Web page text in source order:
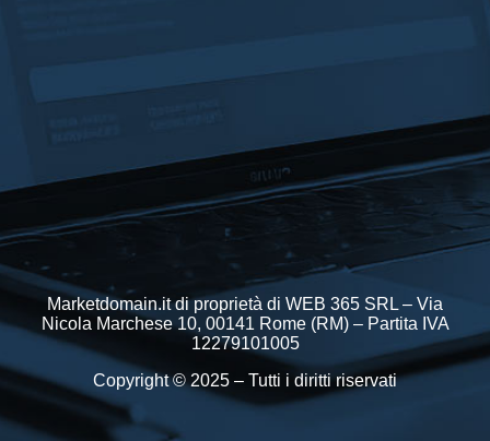
Marketdomain.it di proprietà di WEB 365 SRL – Via
Nicola Marchese 10, 00141 Rome (RM) – Partita IVA
12279101005
Copyright © 2025 – Tutti i diritti riservati